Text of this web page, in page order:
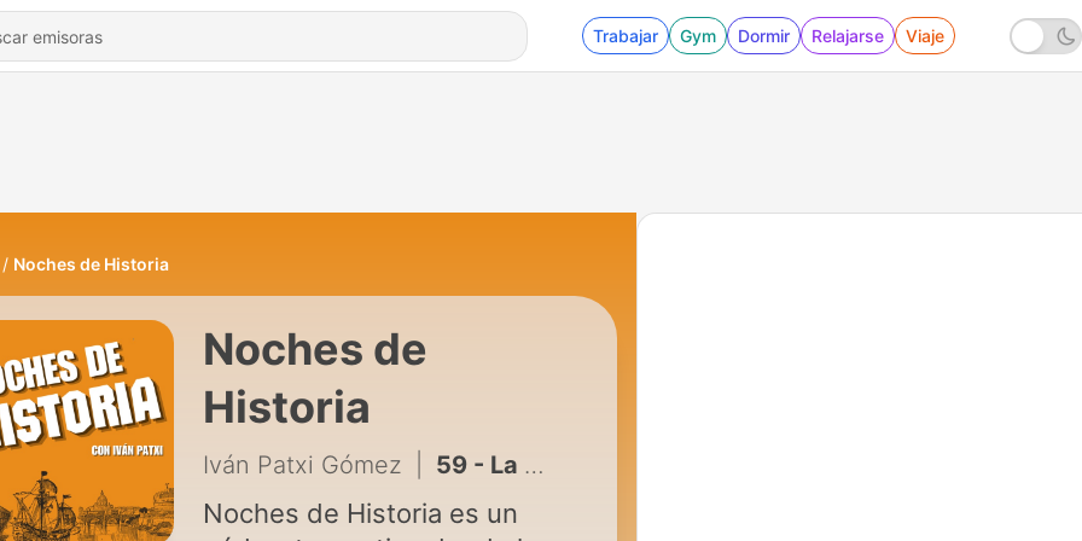
Trabajar Gym Dormir Relajarse Viaje
Noches de Historia
Noches de
Historia
Iván Patxi Gómez 59 - La vida secreta de Mozart: Masonería y la historia de sus óperas | Ep.3 - El mundo de Mozart
Noches de Historia es un